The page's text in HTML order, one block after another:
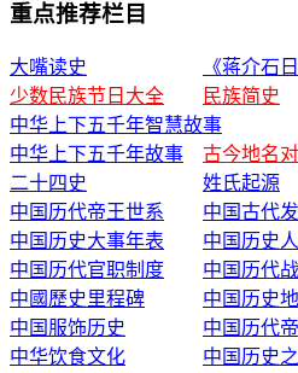
重点推荐栏目
大嘴读史
《蒋介石
少数民族节日大全
民族简史
中华上下五千年智慧故事
中华上下五千年故事
古今地名
二十四史
姓氏起源
中国历代帝王世系
中国古代
中国历史大事年表
中国历史
中国历代官职制度
中国历代
中國歷史里程碑
中国历史
中国服饰历史
中国历代
中华饮食文化
中国历史